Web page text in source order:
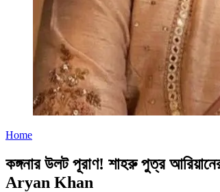
Home
কঙ্গনার উলট পূরাণ! শাহরু পুত্র
Aryan Khan